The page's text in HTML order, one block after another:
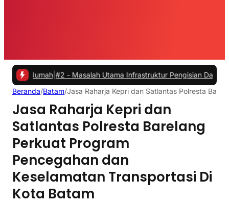
#2 - Masalah Utama Infrastruktur Pengisian Daya untuk Mobil
Beranda/Batam/Jasa Raharja Kepri dan Satlantas Polresta
Jasa Raharja Kepri dan
Satlantas Polresta Barelang
Perkuat Program
Pencegahan dan
Keselamatan Transportasi Di
Kota Batam